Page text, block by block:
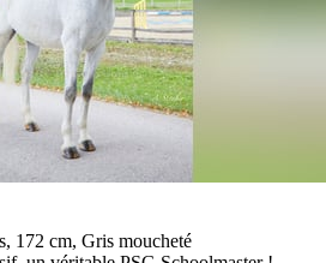
172 cm, Gris moucheté